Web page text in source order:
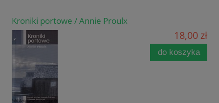
Kroniki portowe / Annie Proulx
18,00 zł
do koszyka